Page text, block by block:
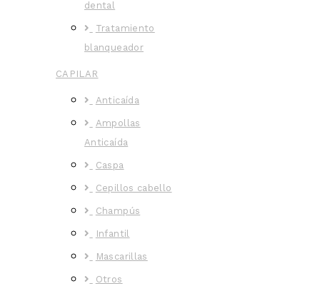
dental
Tratamiento
blanqueador
CAPILAR
Anticaída
Ampollas
Anticaída
Caspa
Cepillos cabello
Champús
Infantil
Mascarillas
Otros